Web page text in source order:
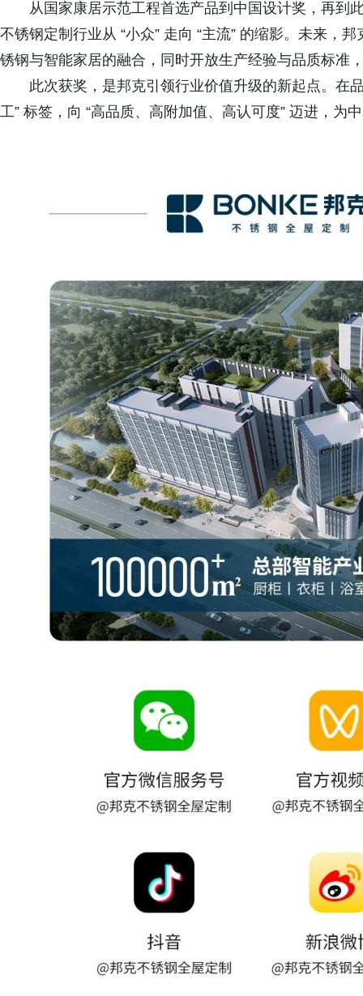
从国家康居示范工程首选产品到中国设计奖，再到
不锈钢定制行业从 “小众” 走向 “主流” 的缩影。未来，
锈钢与智能家居的融合，同时开放生产经验与品质标准
此次获奖，是邦克引领行业价值升级的新起点。在
工” 标签，向 “高品质、高附加值、高认可度” 迈进，为